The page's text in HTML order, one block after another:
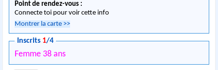
Point de rendez-vous :
Connecte toi pour voir cette info
Montrer la carte >>
Inscrits 1/4
Femme 38 ans